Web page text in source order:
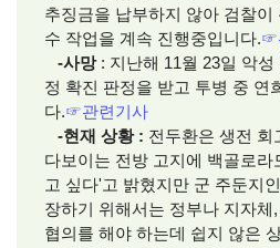
추징금을 납부하지 않아 검찰
수 작업을 계속 진행중입니다.☞
-사망: 지난해 11월 23일 악성
정 확진 판정을 받고 투병 중 연
다.☞관련기사
-현재 상황 : 전두환은 생전 회
다보이는 전방 고지에 백골로
고 싶다'고 밝혔지만 군 주둔지
장하기 위해서는 정부나 지자체
협의를 해야 하는데 쉽지 않은